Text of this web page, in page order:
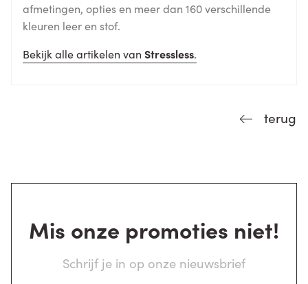
afmetingen, opties en meer dan 160 verschillende
kleuren leer en stof.
Bekijk alle artikelen van Stressless.
terug
Mis onze promoties niet!
Schrijf je in op onze nieuwsbrief